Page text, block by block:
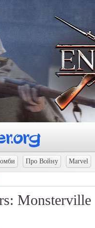
Про Войну Marvel
Monsterville